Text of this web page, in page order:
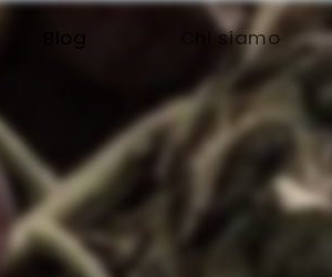
Blog Chi siamo